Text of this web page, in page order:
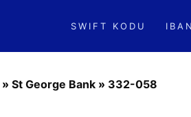
SWIFT KODU IBAN
» St George Bank » 332-058